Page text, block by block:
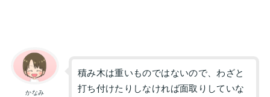
かなみ
積み木は重いものではないので、わざと
打ち付けたりしなければ面取りしていな